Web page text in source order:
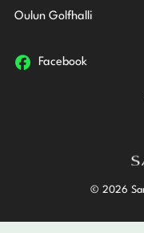
© 2026
Oulun Golfhalli
Facebook